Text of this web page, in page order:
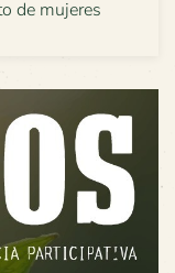
de mujeres